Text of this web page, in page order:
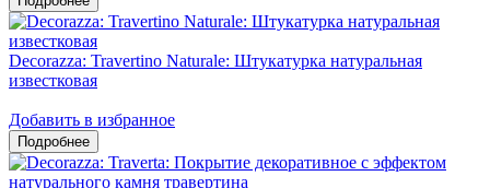
Decorazza: Travertino Naturale: Штукатурка натуральная
известковая
Добавить в избранное